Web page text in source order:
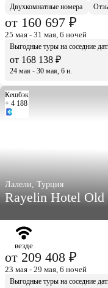
Двухкомнатные номера
от 160 697 ₽
25 мая - 31 мая, 6 ночей
Выгодные туры на соседние
от 168 138 ₽
24 мая - 30 мая, 6 н.
Кешбэк
+ 4 188
Лалели, Турция
Rayelin Hotel
везде
от 209 408 ₽
23 мая - 29 мая, 6 ночей
Выгодные туры на соседние